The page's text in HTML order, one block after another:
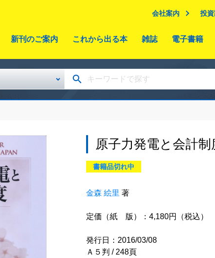
会社案内 投
新刊のご案内 これから出る本 雑誌 電子書籍
原子力発電と会計制
書籍品切れ中
金森 絵里 著
定価（紙 版）：4,180円（税込）
発行日：2016/03/08
Ａ５判 / 248頁